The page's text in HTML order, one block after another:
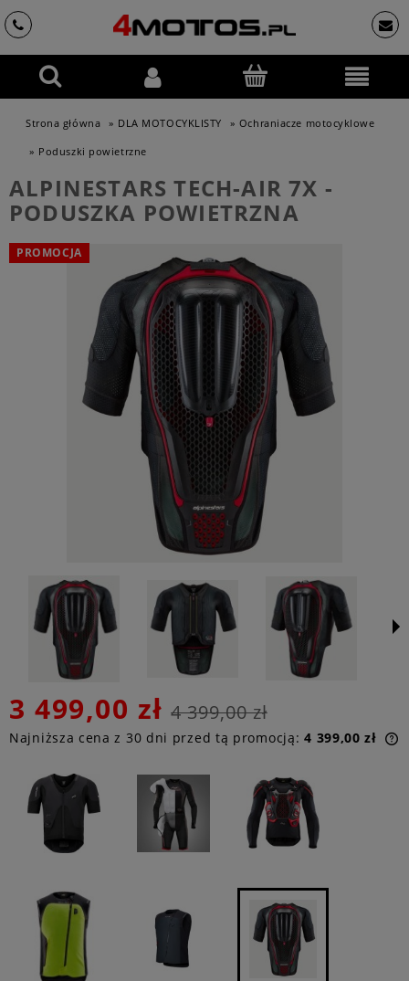
Strona główna » DLA MOTOCYKLISTY » Ochraniacze motocyklowe
» Poduszki powietrzne
ALPINESTARS TECH-AIR 7X -
PODUSZKA POWIETRZNA
PROMOCJA
3 499,00 zł 4 399,00 zł
Najniższa cena z 30 dni przed tą promocją:4 399,00 zł